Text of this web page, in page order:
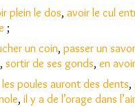
plein le dos, avoir le cul
;
un coin, passer un
, sortir de ses gonds, en
poules auront des dents,
, il y a de l’orage dans l’air